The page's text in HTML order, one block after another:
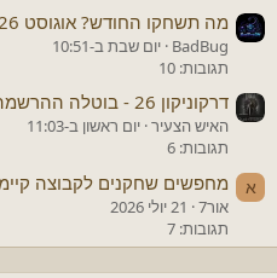
מה תשחקו החודש? אוגוסט 2026
BadBug יום שבת ב-10:51
תגובות: 10
דרקוניקון 26 - בוטלה ההרשמה המוקדמת למנחים?
האיש הצעיר יום ראשון ב-11:03
תגובות: 6
א מחפשים שחקנים לקבוצה
אור7
21 יולי 2026
תגובות: 7